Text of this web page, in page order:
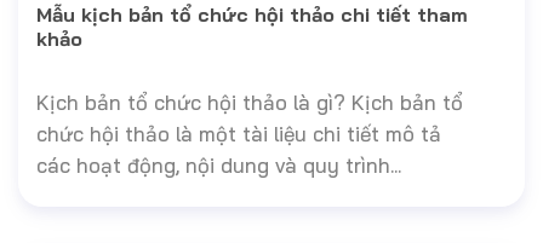
Mẫu kịch bản tổ chức hội thảo chi tiết tham
khảo
Kịch bản tổ chức hội thảo là gì? Kịch bản tổ
chức hội thảo là một tài liệu chi tiết mô tả
các hoạt động, nội dung và quy trình...